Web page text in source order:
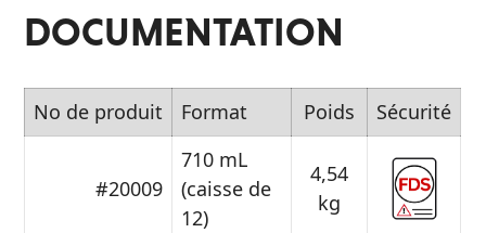
DOCUMENTATION
No de produit Format Poids Sécurité
#20009
710 mL
(caisse de
12)
4,54
kg